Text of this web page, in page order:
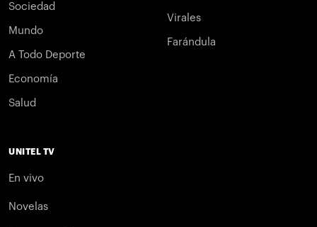
Sociedad
Mundo
A Todo Deporte
Economía
Salud
Virales
Farándula
UNITEL TV
En vivo
Novelas